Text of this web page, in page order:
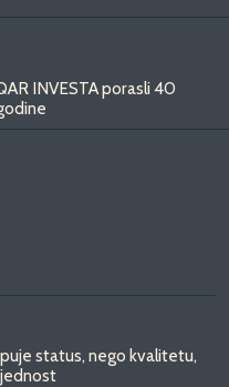
INVESTA porasli 40
status, nego kvalitetu,